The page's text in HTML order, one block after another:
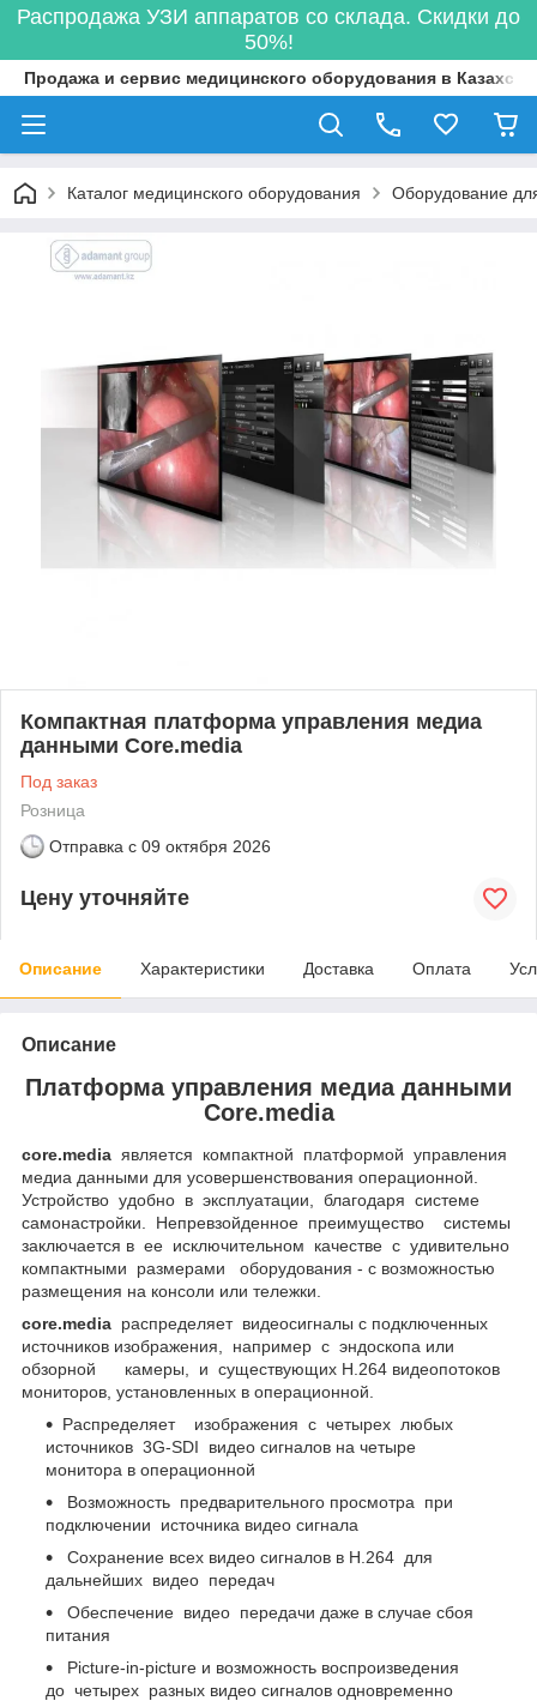
Распродажа УЗИ аппаратов со склада. Скидки до
50%!
Продажа и сервис медицинского оборудования в
Каталог медицинского оборудования Оборудование
Компактная платформа управления медиа
данными Core.media
Под заказ
Розница
Отправка с 09 октября 2026
Цену уточняйте
Описание Характеристики Доставка Оплата
Описание
Платформа управления медиа данными
Core.media
core.media является компактной платформой управления
медиа данными для усовершенствования операционной.
Устройство удобно в эксплуатации, благодаря системе
самонастройки. Непревзойденное преимущество системы
заключается в ее исключительном качестве с удивительно
компактными размерами оборудования - с возможностью
размещения на консоли или тележки.
core.media распределяет видеосигналы с подключенных
источников изображения, например с эндоскопа или
обзорной камеры, и существующих H.264 видеопотоков
мониторов, установленных в операционной.
Распределяет изображения с четырех любых
источников 3G-SDI видео сигналов на четыре
монитора в операционной
Возможность предварительного просмотра при
подключении источника видео сигнала
Сохранение всех видео сигналов в H.264 для
дальнейших видео передач
Обеспечение видео передачи даже в случае сбоя
питания
Picture-in-picture и возможность воспроизведения
до четырех разных видео сигналов одновременно